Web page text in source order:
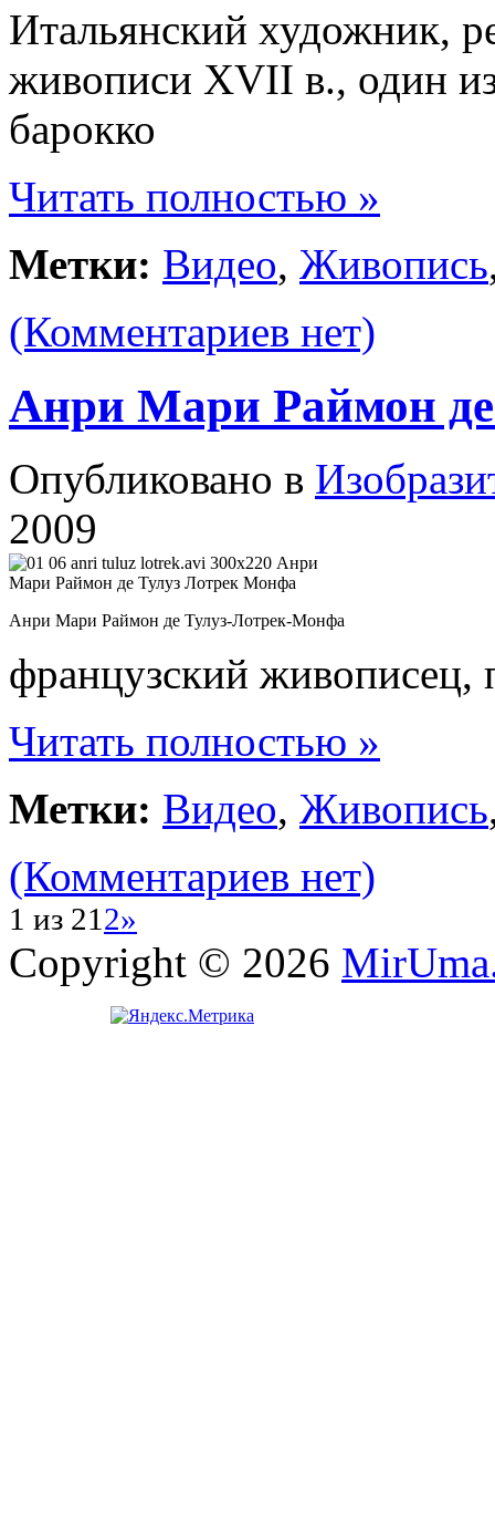
Итальянский художник,
живописи XVII в., один
барокко
Читать полностью »
Метки: Видео, Живопись
(Комментариев нет)
Анри Мари Раймон
Опубликовано в
2009
Анри Мари Раймон де Тулуз-Лотрек-Монфа
французский живописец,
Читать полностью »
Метки: Видео, Живопись
(Комментариев нет)
1 из 212»
Copyright © 2026